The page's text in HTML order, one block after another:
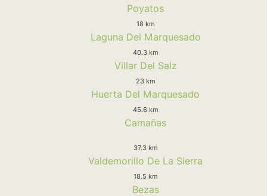
Poyatos
18 km
Laguna Del Marquesado
40.3 km
Villar Del Salz
23 km
Huerta Del Marquesado
45.6 km
Camañas
37.3 km
Valdemorillo De La Sierra
18.5 km
Bezas